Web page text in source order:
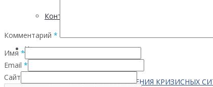
Контактная информация
Населению
ПО ВОПРОСАМ ПРЕОДОЛЕНИЯ КРИЗИСНЫХ
Комментарий *
Имя *
Email *
Сайт